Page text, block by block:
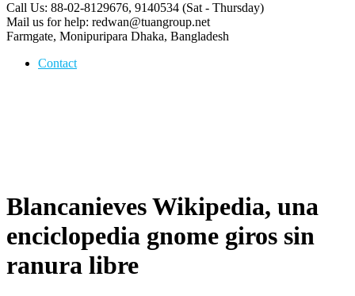
Call Us: 88-02-8129676, 9140534 (Sat - Thursday)
Mail us for help: redwan@tuangroup.net
Farmgate, Monipuripara Dhaka, Bangladesh
Contact
Blancanieves Wikipedia, una
enciclopedia gnome giros sin
ranura libre